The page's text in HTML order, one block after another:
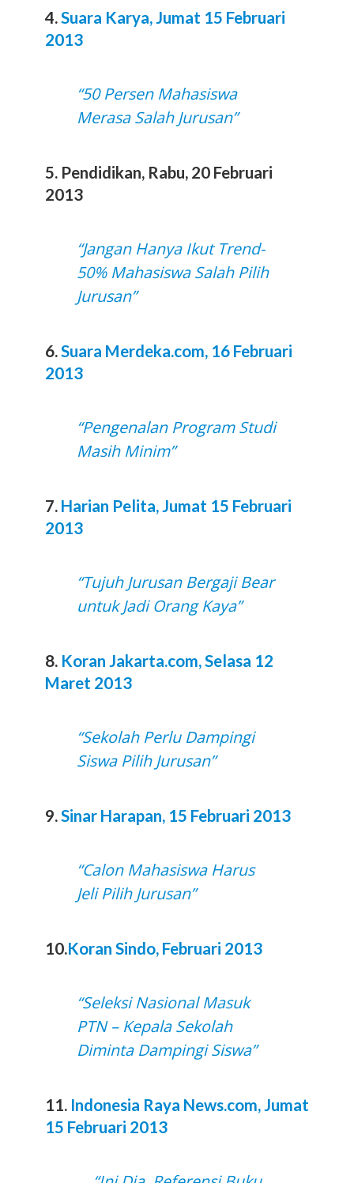
4.Suara Karya, Jumat 15 Februari
2013
“50 Persen Mahasiswa
Merasa Salah Jurusan”
5. Pendidikan, Rabu, 20 Februari
2013
“Jangan Hanya Ikut Trend-
50% Mahasiswa Salah Pilih
Jurusan”
6.Suara Merdeka.com, 16 Februari
2013
“Pengenalan Program Studi
Masih Minim”
7. Harian Pelita, Jumat 15 Februari
2013
“Tujuh Jurusan Bergaji Bear
untuk Jadi Orang Kaya”
8. Koran Jakarta.com, Selasa 12
Maret 2013
“Sekolah Perlu Dampingi
Siswa Pilih Jurusan”
9.Sinar Harapan, 15 Februari 2013
“Calon Mahasiswa Harus
Jeli Pilih Jurusan”
10.Koran Sindo, Februari 2013
“Seleksi Nasional Masuk
PTN – Kepala Sekolah
Diminta Dampingi Siswa”
11. Indonesia Raya News.com, Jumat
15 Februari 2013